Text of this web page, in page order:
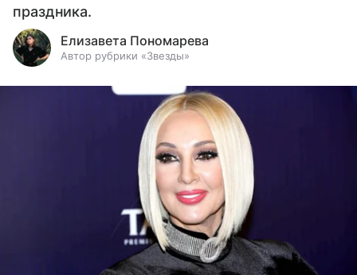
праздника.
Елизавета Пономарева
Автор рубрики «Звезды»